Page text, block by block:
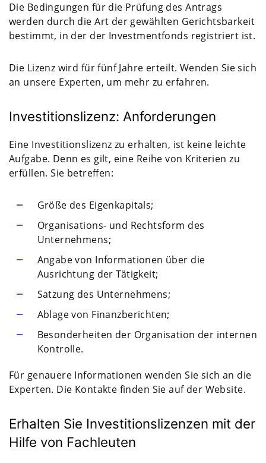
Die Bedingungen für die Prüfung des Antrags
werden durch die Art der gewählten Gerichtsbarkeit
bestimmt, in der der Investmentfonds registriert ist.
Die Lizenz wird für fünf Jahre erteilt. Wenden Sie sich
an unsere Experten, um mehr zu erfahren.
Investitionslizenz: Anforderungen
Eine Investitionslizenz zu erhalten, ist keine leichte
Aufgabe. Denn es gilt, eine Reihe von Kriterien zu
erfüllen. Sie betreffen:
Größe des Eigenkapitals;
Organisations- und Rechtsform des
Unternehmens;
Angabe von Informationen über die
Ausrichtung der Tätigkeit;
Satzung des Unternehmens;
Ablage von Finanzberichten;
Besonderheiten der Organisation der internen
Kontrolle.
Für genauere Informationen wenden Sie sich an die
Experten. Die Kontakte finden Sie auf der Website.
Erhalten Sie Investitionslizenzen mit der
Hilfe von Fachleuten